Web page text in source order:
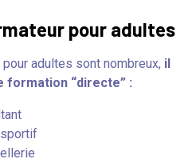
pour adultes
adultes sont nombreux, il
formation “directe” :
sportif